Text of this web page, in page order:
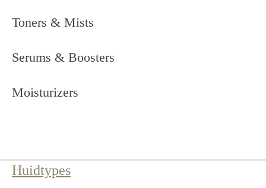
Toners & Mists
Serums & Boosters
Moisturizers
Huidtypes